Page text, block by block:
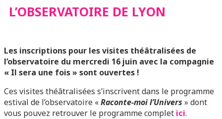
L’OBSERVATOIRE DE LYON
Les inscriptions pour les visites théâtralisées de
l’observatoire du mercredi 16 juin avec la compagnie
« Il sera une fois » sont ouvertes !
Ces visites théâtralisées s’inscrivent dans le programme
estival de l’observatoire «Raconte-moi l’Univers » dont
vous pouvez retrouver le programme complet ici.